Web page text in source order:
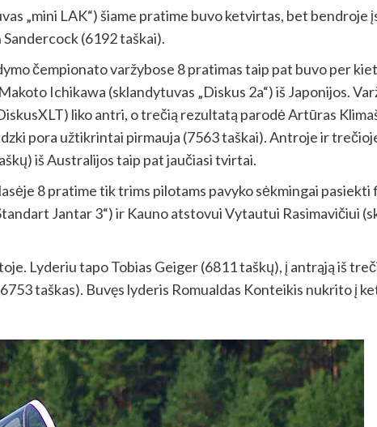
„mini LAK“) šiame pratime buvo ketvirtas, bet
(6192 taškai).
čempionato varžybose 8 pratimas taip pat buvo per
Ichikawa (sklandytuvas „Diskus 2a“) iš Japonijos.
liko antri, o trečią rezultatą parodė Artūras
pora užtikrintai pirmauja (7563 taškai). Antroje ir
iš Australijos taip pat jaučiasi tvirtai.
8 pratime tik trims pilotams pavyko sėkmingai
Jantar 3“) ir Kauno atstovui Vytautui Rasimavičiui
Lyderiu tapo Tobias Geiger (6811 taškų), į antrąją iš
taškas). Buvęs lyderis Romualdas Konteikis nukrito į